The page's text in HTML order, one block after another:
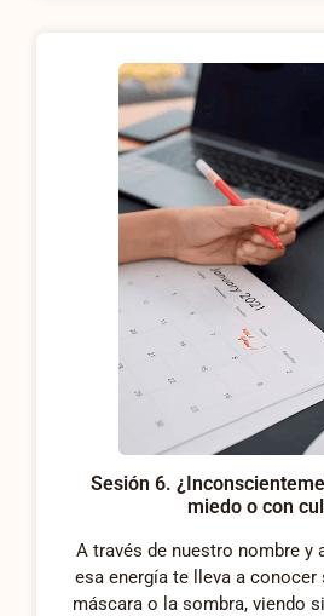
Sesión 6.
miedo o con
A través de nuestro nombre y
esa energía te lleva a conocer
máscara o la sombra, viendo